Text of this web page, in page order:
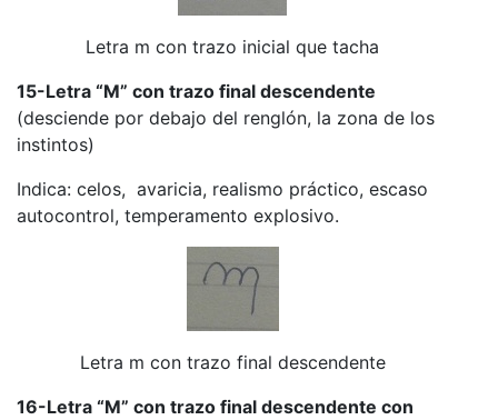
Letra m con trazo inicial que tacha
15-Letra “M” con trazo final descendente
(desciende por debajo del renglón, la zona de los
instintos)
Indica: celos, avaricia, realismo práctico, escaso
autocontrol, temperamento explosivo.
Letra m con trazo final descendente
16-Letra “M” con trazo final descendente con